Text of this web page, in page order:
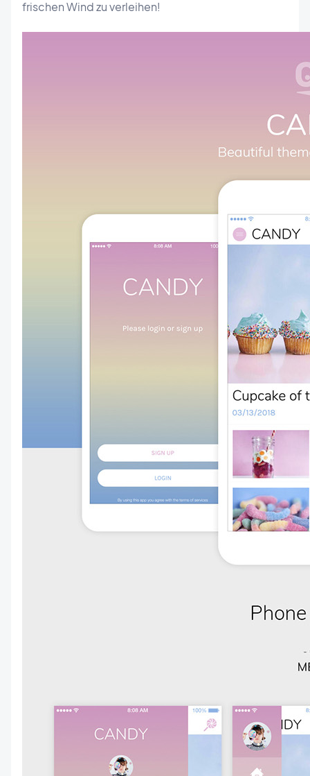
frischen Wind zu verleihen!